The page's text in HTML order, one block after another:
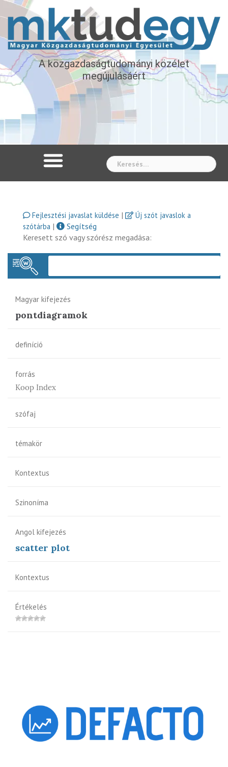
A közgazdaságtudományi közélet
megújulásáért
Fejlesztési javaslat küldése |
Új szót javaslok a
szótárba |
Segítség
Keresett szó vagy szórész megadása:
Magyar kifejezés
pontdiagramok
definíció
forrás
Koop Index
szófaj
témakör
Kontextus
Szinoníma
Angol kifejezés
scatter plot
Kontextus
Értékelés